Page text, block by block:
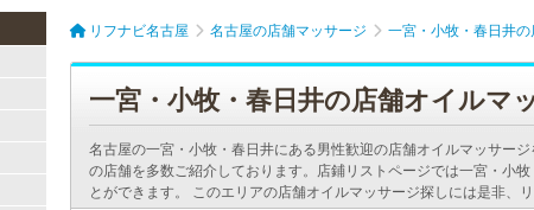
リフナビ名古屋 名古屋の店舗マッサージ 一宮・小牧・春日井
一宮・小牧・春日井の店舗オイルマ
名古屋の一宮・小牧・春日井にある男性歓迎の店舗オイルマッサー
の店舗を多数ご紹介しております。店鋪リストページでは一宮・小
とができます。 このエリアの店舗オイルマッサージ探しには是非、